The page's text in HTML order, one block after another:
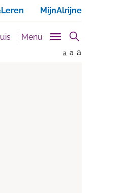
MijnAlrijne
Menu
a a a